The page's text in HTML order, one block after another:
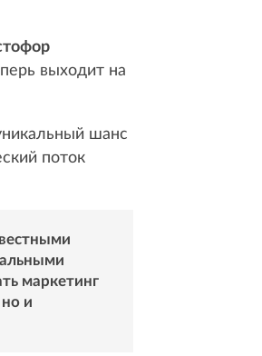
выходит на
шанс
поток
маркетинг
и